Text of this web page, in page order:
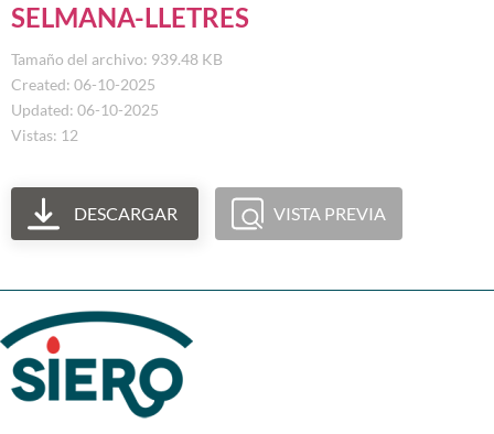
SELMANA-LLETRES
Tamaño del archivo: 939.48 KB
Created: 06-10-2025
Updated: 06-10-2025
Vistas: 12
DESCARGAR VISTA PREVIA